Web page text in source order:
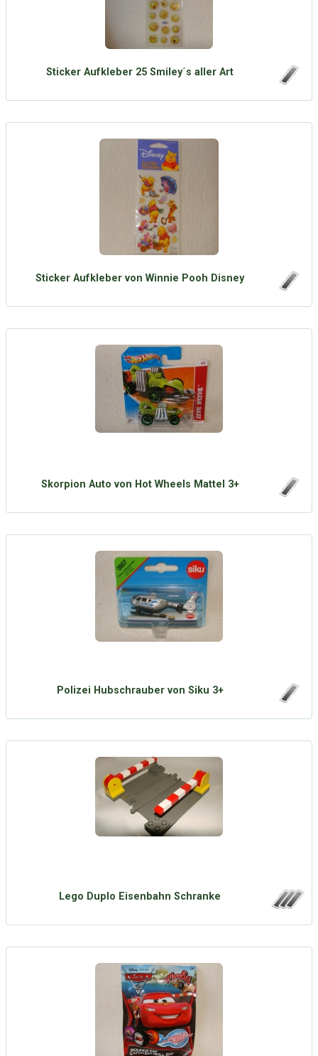
Sticker Aufkleber 25 Smiley´s aller Art
Sticker Aufkleber von Winnie Pooh Disney
Skorpion Auto von Hot Wheels Mattel 3+
Polizei Hubschrauber von Siku 3+
Lego Duplo Eisenbahn Schranke